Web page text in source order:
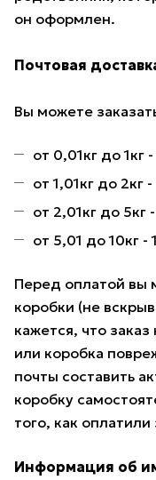
он оформлен.
Почтовая
Вы можете
от 0,01кг до 1кг
от 1,01кг до 2кг
от 2,01кг до 5кг
от 5,01 до 10кг -
Перед оплатой вы
коробки (не
кажется, что
или коробка
почты составить
коробку
того, как оплатили
Информация об